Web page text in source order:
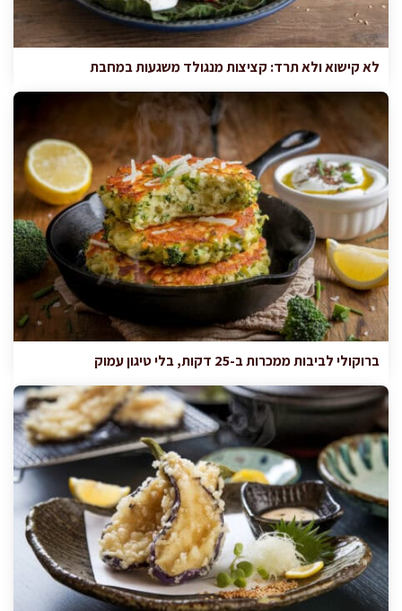
לא קישוא ולא תרד: קציצות מנגולד משגעות במחבת
ברוקולי לביבות ממכרות ב-25 דקות, בלי טיגון עמוק